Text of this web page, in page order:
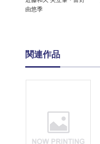
由悠季
関連作品